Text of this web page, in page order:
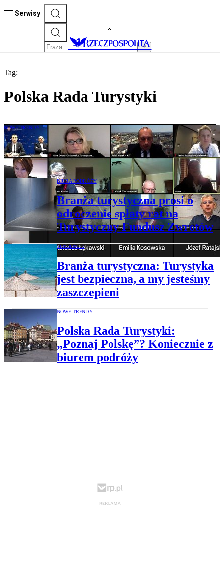
Serwisy
Tag:
Polska Rada Turystyki
NOWE TRENDY
Branża turystyczna na spotkaniu z
ministrem: Mamy katalog problemów
BIURA PODRÓŻY
Branża turystyczna prosi o
odroczenie spłaty rat na
Turystyczny Fundusz Zwrotów
TENDENCJE
Branża turystyczna: Turystyka
jest bezpieczna, a my jesteśmy
zaszczepieni
NOWE TRENDY
Polska Rada Turystyki:
„Poznaj Polskę”? Koniecznie z
biurem podróży